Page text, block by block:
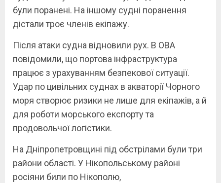
були поранені. На іншому судні поранення
дістали троє членів екіпажу.
Після атаки судна відновили рух. В ОВА
повідомили, що портова інфраструктура
працює з урахуванням безпекової ситуації.
Удар по цивільних суднах в акваторії Чорного
моря створює ризики не лише для екіпажів, а й
для роботи морського експорту та
продовольчої логістики.
На Дніпропетровщині під обстрілами були три
райони області. У Нікопольському районі
росіяни били по Нікополю,